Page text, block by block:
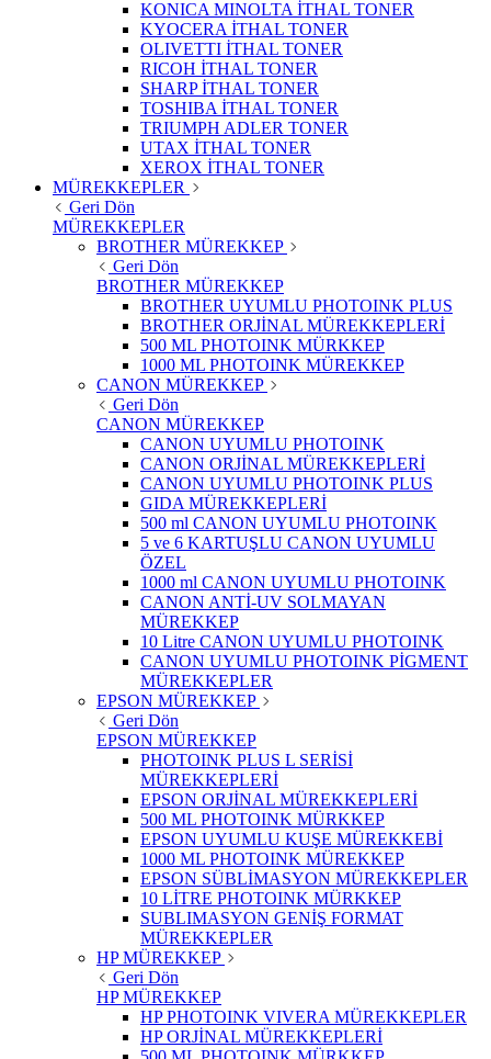
KONICA MINOLTA İTHAL TONER
KYOCERA İTHAL TONER
OLIVETTI İTHAL TONER
RICOH İTHAL TONER
SHARP İTHAL TONER
TOSHIBA İTHAL TONER
TRIUMPH ADLER TONER
UTAX İTHAL TONER
XEROX İTHAL TONER
MÜREKKEPLER
Geri Dön
MÜREKKEPLER
BROTHER MÜREKKEP
Geri Dön
BROTHER MÜREKKEP
BROTHER UYUMLU PHOTOINK PLUS
BROTHER ORJİNAL MÜREKKEPLERİ
500 ML PHOTOINK MÜRKKEP
1000 ML PHOTOINK MÜREKKEP
CANON MÜREKKEP
Geri Dön
CANON MÜREKKEP
CANON UYUMLU PHOTOINK
CANON ORJİNAL MÜREKKEPLERİ
CANON UYUMLU PHOTOINK PLUS
GIDA MÜREKKEPLERİ
500 ml CANON UYUMLU PHOTOINK
5 ve 6 KARTUŞLU CANON UYUMLU
ÖZEL
1000 ml CANON UYUMLU PHOTOINK
CANON ANTİ-UV SOLMAYAN
MÜREKKEP
10 Litre CANON UYUMLU PHOTOINK
CANON UYUMLU PHOTOINK PİGMENT
MÜREKKEPLER
EPSON MÜREKKEP
Geri Dön
EPSON MÜREKKEP
PHOTOINK PLUS L SERİSİ
MÜREKKEPLERİ
EPSON ORJİNAL MÜREKKEPLERİ
500 ML PHOTOINK MÜRKKEP
EPSON UYUMLU KUŞE MÜREKKEBİ
1000 ML PHOTOINK MÜREKKEP
EPSON SÜBLİMASYON MÜREKKEPLER
10 LİTRE PHOTOINK MÜRKKEP
SUBLIMASYON GENİŞ FORMAT
MÜREKKEPLER
HP MÜREKKEP
Geri Dön
HP MÜREKKEP
HP PHOTOINK VIVERA MÜREKKEPLER
HP ORJİNAL MÜREKKEPLERİ